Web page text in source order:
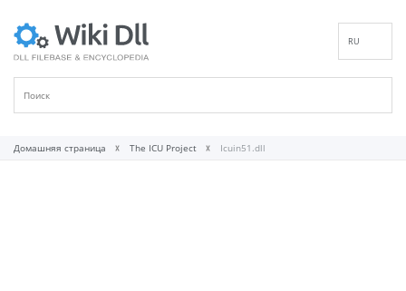
RU
Домашняя страница The ICU Project Icuin51.dll